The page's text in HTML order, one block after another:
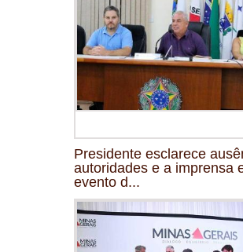
Presidente esclarece
autoridades e a imprensa
evento d...